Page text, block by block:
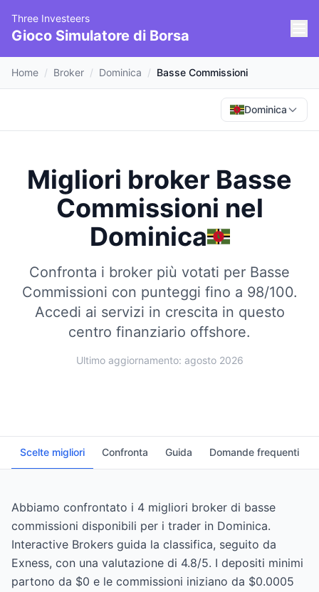
Three Investeers
Gioco Simulatore di Borsa
Home / Broker / Dominica / Basse Commissioni
Dominica
Migliori broker Basse
Commissioni nel
Dominica
Confronta i broker più votati per Basse
Commissioni con punteggi fino a 98/100.
Accedi ai servizi in crescita in questo
centro finanziario offshore.
Ultimo aggiornamento: agosto 2026
Scelte migliori Confronta Guida Domande frequenti
Abbiamo confrontato i 4 migliori broker di basse
commissioni disponibili per i trader in Dominica.
Interactive Brokers guida la classifica, seguito da
Exness, con una valutazione di 4.8/5. I depositi minimi
partono da $0 e le commissioni iniziano da $0.0005